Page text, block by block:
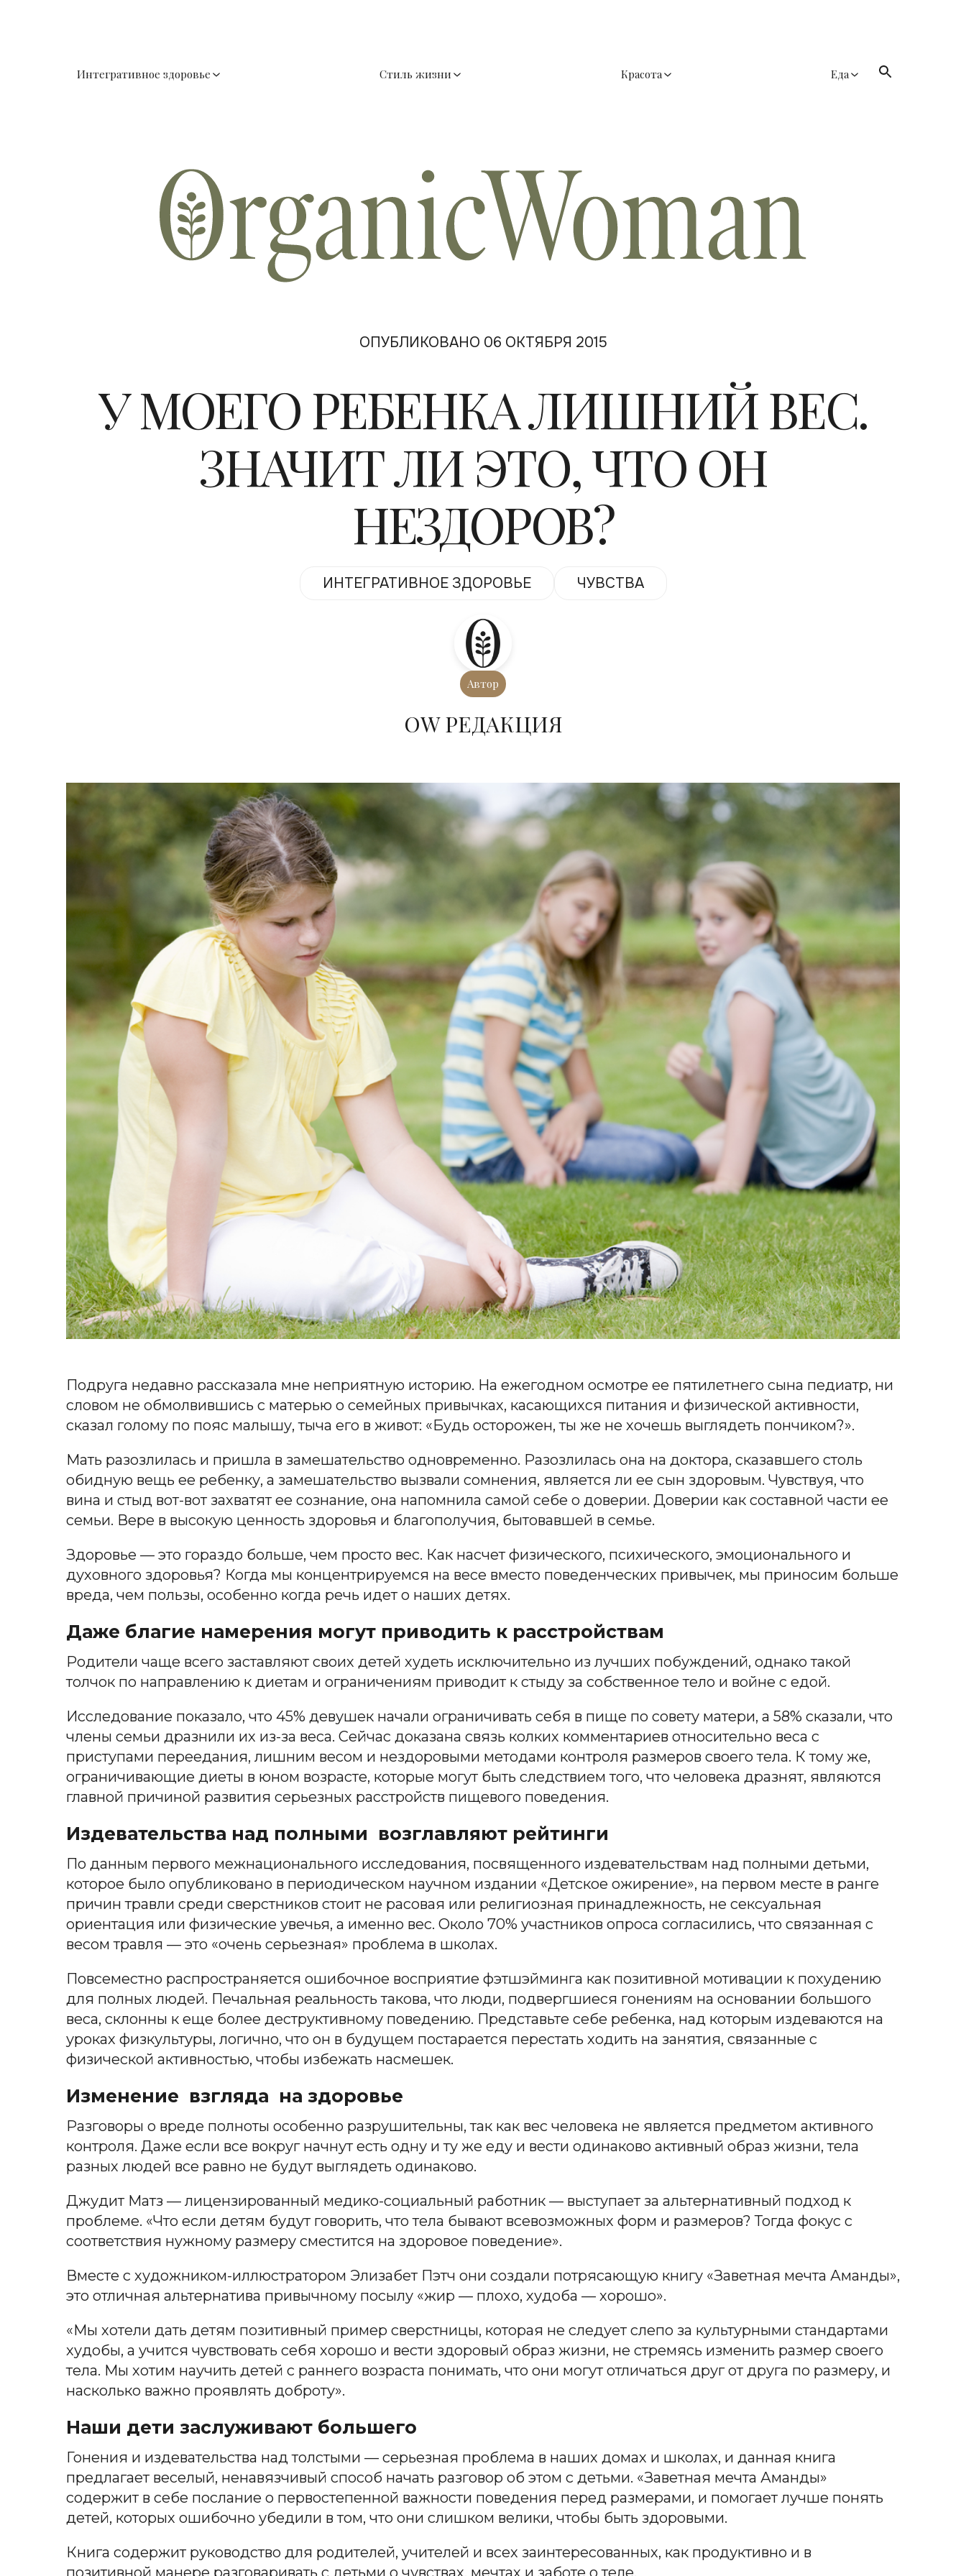
Интегративное здоровье Стиль жизни Красота Еда
ОПУБЛИКОВАНО 06 ОКТЯБРЯ 2015
У МОЕГО РЕБЕНКА ЛИШНИЙ ВЕС.
ЗНАЧИТ ЛИ ЭТО, ЧТО ОН
НЕЗДОРОВ?
ИНТЕГРАТИВНОЕ ЗДОРОВЬЕ ЧУВСТВА
Автор
ОW РЕДАКЦИЯ
Подруга недавно рассказала мне неприятную историю. На ежегодном осмотре ее пятилетнего сына педиатр, ни
словом не обмолвившись с матерью о семейных привычках, касающихся питания и физической активности,
сказал голому по пояс малышу, тыча его в живот: «Будь осторожен, ты же не хочешь выглядеть пончиком?».
Мать разозлилась и пришла в замешательство одновременно. Разозлилась она на доктора, сказавшего столь
обидную вещь ее ребенку, а замешательство вызвали сомнения, является ли ее сын здоровым. Чувствуя, что
вина и стыд вот-вот захватят ее сознание, она напомнила самой себе о доверии. Доверии как составной части ее
семьи. Вере в высокую ценность здоровья и благополучия, бытовавшей в семье.
Здоровье — это гораздо больше, чем просто вес. Как насчет физического, психического, эмоционального и
духовного здоровья? Когда мы концентрируемся на весе вместо поведенческих привычек, мы приносим больше
вреда, чем пользы, особенно когда речь идет о наших детях.
Даже благие намерения могут приводить к расстройствам
Родители чаще всего заставляют своих детей худеть исключительно из лучших побуждений, однако такой
толчок по направлению к диетам и ограничениям приводит к стыду за собственное тело и войне с едой.
Исследование показало, что 45% девушек начали ограничивать себя в пище по совету матери, а 58% сказали, что
члены семьи дразнили их из-за веса. Сейчас доказана связь колких комментариев относительно веса с
приступами переедания, лишним весом и нездоровыми методами контроля размеров своего тела. К тому же,
ограничивающие диеты в юном возрасте, которые могут быть следствием того, что человека дразнят, являются
главной причиной развития серьезных расстройств пищевого поведения.
Издевательства над полными возглавляют рейтинги
По данным первого межнационального исследования, посвященного издевательствам над полными детьми,
которое было опубликовано в периодическом научном издании «Детское ожирение», на первом месте в ранге
причин травли среди сверстников стоит не расовая или религиозная принадлежность, не сексуальная
ориентация или физические увечья, а именно вес. Около 70% участников опроса согласились, что связанная с
весом травля — это «очень серьезная» проблема в школах.
Повсеместно распространяется ошибочное восприятие фэтшэйминга как позитивной мотивации к похудению
для полных людей. Печальная реальность такова, что люди, подвергшиеся гонениям на основании большого
веса, склонны к еще более деструктивному поведению. Представьте себе ребенка, над которым издеваются на
уроках физкультуры, логично, что он в будущем постарается перестать ходить на занятия, связанные с
физической активностью, чтобы избежать насмешек.
Изменение взгляда на здоровье
Разговоры о вреде полноты особенно разрушительны, так как вес человека не является предметом активного
контроля. Даже если все вокруг начнут есть одну и ту же еду и вести одинаково активный образ жизни, тела
разных людей все равно не будут выглядеть одинаково.
Джудит Матз — лицензированный медико-социальный работник — выступает за альтернативный подход к
проблеме. «Что если детям будут говорить, что тела бывают всевозможных форм и размеров? Тогда фокус с
соответствия нужному размеру сместится на здоровое поведение».
Вместе с художником-иллюстратором Элизабет Пэтч они создали потрясающую книгу «Заветная мечта Аманды»,
это отличная альтернатива привычному посылу «жир — плохо, худоба — хорошо».
«Мы хотели дать детям позитивный пример сверстницы, которая не следует слепо за культурными стандартами
худобы, а учится чувствовать себя хорошо и вести здоровый образ жизни, не стремясь изменить размер своего
тела. Мы хотим научить детей с раннего возраста понимать, что они могут отличаться друг от друга по размеру, и
насколько важно проявлять доброту».
Наши дети заслуживают большего
Гонения и издевательства над толстыми — серьезная проблема в наших домах и школах, и данная книга
предлагает веселый, ненавязчивый способ начать разговор об этом с детьми. «Заветная мечта Аманды»
содержит в себе послание о первостепенной важности поведения перед размерами, и помогает лучше понять
детей, которых ошибочно убедили в том, что они слишком велики, чтобы быть здоровыми.
Книга содержит руководство для родителей, учителей и всех заинтересованных, как продуктивно и в
позитивной манере разговаривать с детьми о чувствах, мечтах и заботе о теле.